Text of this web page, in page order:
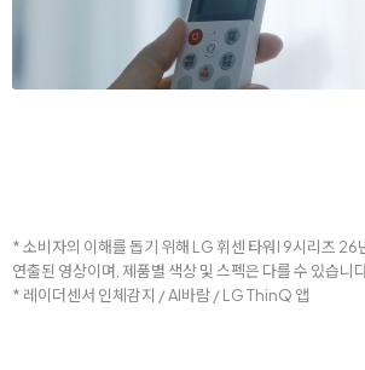
* 소비자의 이해를 돕기 위해 LG 휘센 타워I 9시리즈 26
연출된 영상이며, 제품별 색상 및 스펙은 다를 수 있습니
* 레이더센서 인체감지 / AI바람 / LG ThinQ 앱